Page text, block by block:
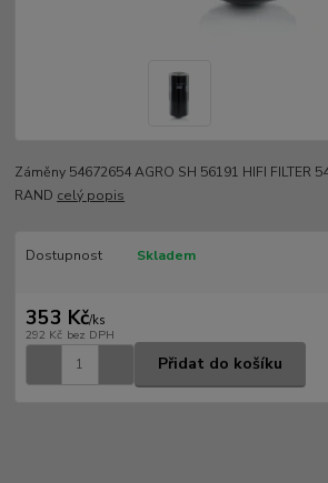
Záměny 54672654 AGRO SH 56191 HIFI FILTER
RAND celý popis
Dostupnost Skladem
353 Kč/ks
292 Kč bez DPH
Přidat do košíku